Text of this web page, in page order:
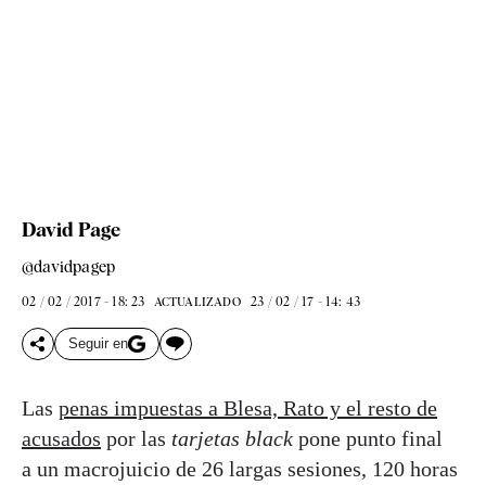
David Page
@davidpagep
02 / 02 / 2017 - 18: 23 ACTUALIZADO 23 / 02 / 17 - 14: 43
Seguir en
Las penas impuestas a Blesa, Rato y el resto de
acusados por las tarjetas black pone punto final
a un macrojuicio de 26 largas sesiones, 120 horas